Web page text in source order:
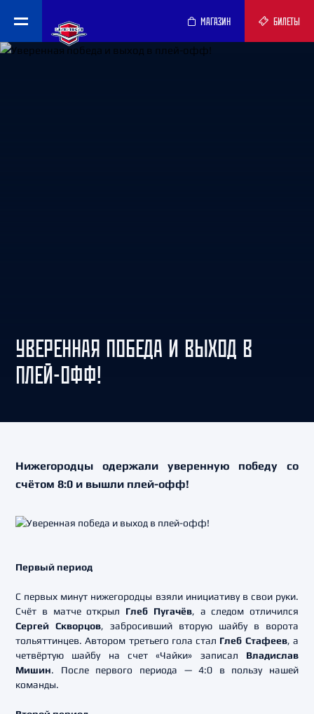
МАГАЗИН БИЛЕТЫ
УВЕРЕННАЯ ПОБЕДА И ВЫХОД В
ПЛЕЙ-ОФФ!
Нижегородцы одержали уверенную победу со
счётом 8:0 и вышли плей-офф!
Первый период
С первых минут нижегородцы взяли инициативу в свои руки.
Счёт в матче открыл Глеб Пугачёв, а следом отличился
Сергей Скворцов, забросивший вторую шайбу в ворота
тольяттинцев. Автором третьего гола стал Глеб Стафеев, а
четвёртую шайбу на счет «Чайки» записал Владислав
Мишин. После первого периода — 4:0 в пользу нашей
команды.